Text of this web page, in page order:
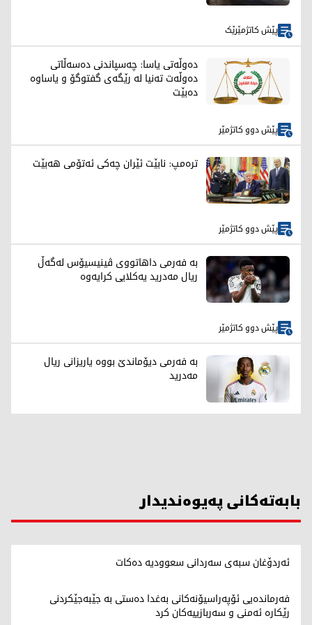
پێش کاتژمێرێک
دەوڵەتی یاسا: چەسپاندنی دەسەڵاتی
دەوڵەت تەنیا لە رێگەی گفتوگۆ و یاساوە
دەبێت
پێش دوو کاتژمێر
ترەمپ: نابێت ئێران چەکی ئەتۆمی هەبێت
پێش دوو کاتژمێر
بە فەرمی داهاتووی ڤینیسیۆس لەگەڵ
ریال مەدرید یەکلایی کرایەوە
پێش دوو کاتژمێر
بە فەرمی دیۆماندێ بووە یاریزانی ریال
مەدرید
بابەتەکانی پەیوەندیدار
ئەردۆغان سبەی سەردانی سعوودیە دەکات
فەرماندەیی ئۆپەراسیۆنەکانی بەغدا دەستی بە جێبەجێکردنی
رێکارە ئەمنی و سەربازییەکان کرد